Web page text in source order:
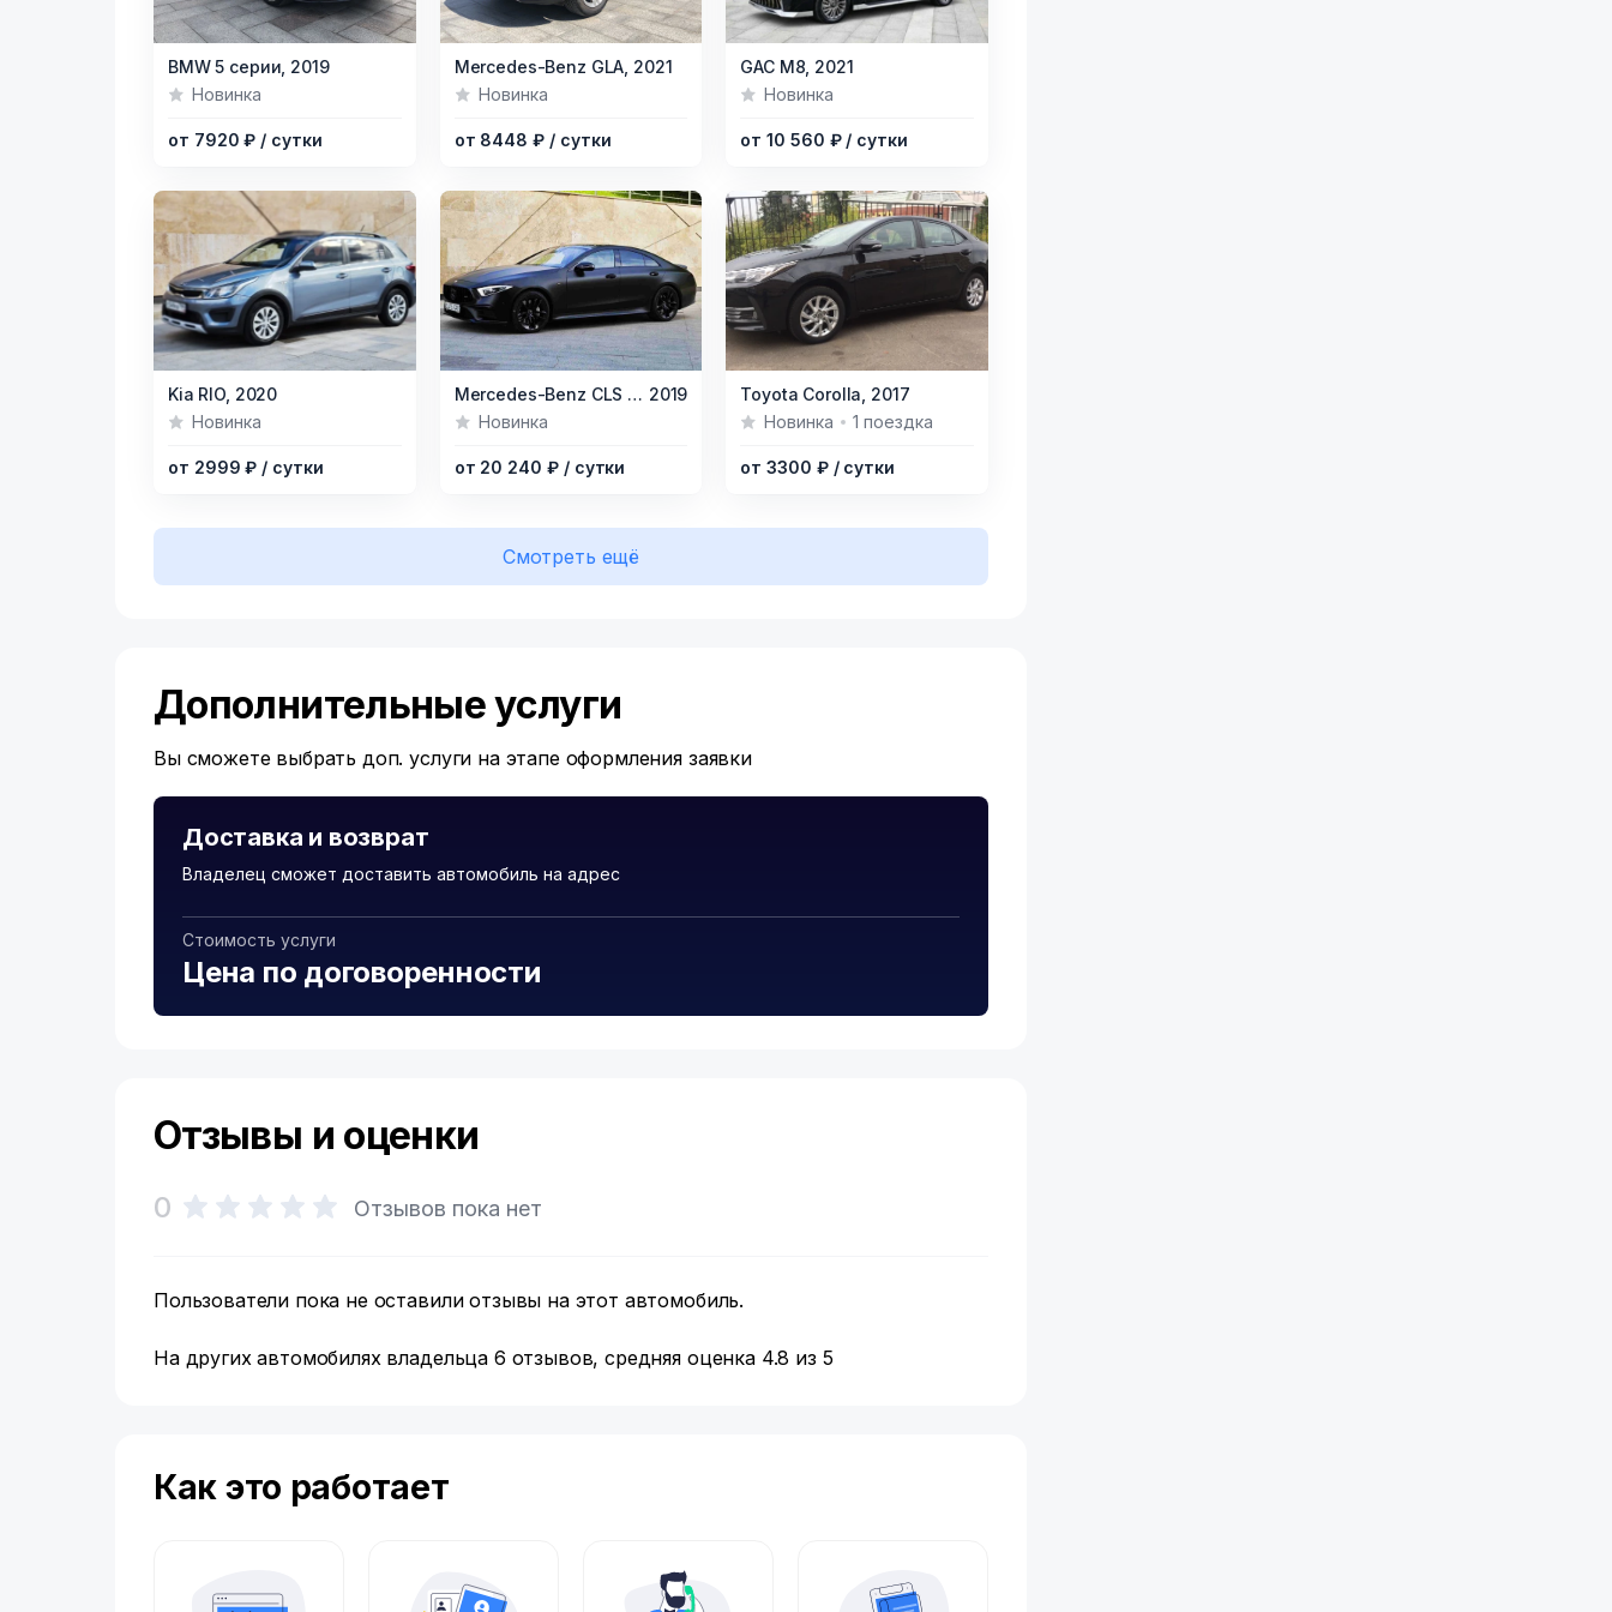
Item
BMW 5 серии, 2019
Новинка
от 7920 ₽ / сутки
Item
Mercedes-Benz GLA, 2021
Новинка
от 8448 ₽ / сутки
Item
GAC M8, 2021
Новинка
от 10 560 ₽ / сутки
Item
Kia RIO, 2020
Новинка
от 2999 ₽ / сутки
Item
Mercedes-Benz CLS AMG, 2019
Новинка
от 20 240 ₽ / сутки
Item
Toyota Corolla, 2017
Новинка
1 поездка
от 3300 ₽ / сутки
Смотреть ещё
Дополнительные услуги
Вы сможете выбрать доп. услуги на этапе оформления заявки
Доставка и возврат
Владелец сможет доставить автомобиль на адрес
Стоимость услуги
Цена по договоренности
Отзывы и оценки
0 Отзывов пока нет
Пользователи пока не оставили отзывы на этот автомобиль.
На других автомобилях владельца 6 отзывов, средняя оценка 4.8 из 5
Как это работает